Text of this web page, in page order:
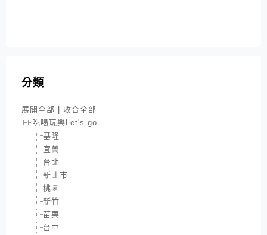
分類
展開全部 | 收合全部
吃喝玩樂Let's go
基隆
宜蘭
台北
新北市
桃園
新竹
苗栗
台中